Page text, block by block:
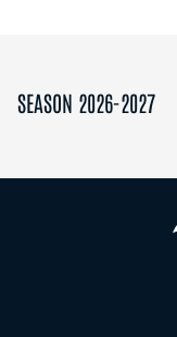
SEASON 2026-2027